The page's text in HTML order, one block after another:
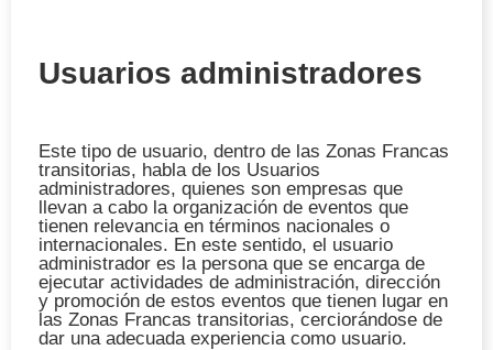
Usuarios administradores
Este tipo de usuario, dentro de las Zonas Francas
transitorias, habla de los Usuarios
administradores, quienes son empresas que
llevan a cabo la organización de eventos que
tienen relevancia en términos nacionales o
internacionales. En este sentido, el usuario
administrador es la persona que se encarga de
ejecutar actividades de administración, dirección
y promoción de estos eventos que tienen lugar en
las Zonas Francas transitorias, cerciorándose de
dar una adecuada experiencia como usuario.